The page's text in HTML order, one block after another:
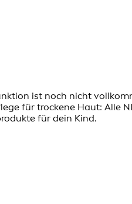
ist noch nicht
für trockene Haut: Alle
für dein Kind.